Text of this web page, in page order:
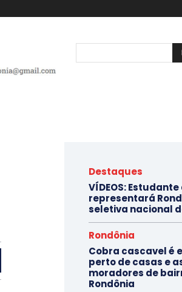
Destaques
VÍDEOS:
representará
seletiva nacional
Rondônia
Cobra cascavel é
perto de casas e
moradores de
Rondônia